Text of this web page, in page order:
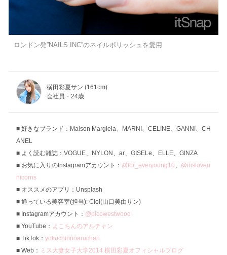
ロンドン発”NAILS INC”のネイルポリッシュを愛用
横田彩夏サン (161cm)
会社員・24歳
好きなブランド：Maison Margiela、MARNI、CELINE、GANNI、CH
ANEL
よく読む雑誌：VOGUE、NYLON、ar、GISELe、ELLE、GINZA
お気に入りのInstagramアカウント： @for_everyoung10、 @irisloveu
nicorns
オススメのアプリ：Unsplash
通っている美容室(担当): Ciel(山口美由サン)
Instagramアカウント： @picowestwood
YouTube： よこちんのアルチャン
TikTok： yokochinnoaruchan
Web： ミス大妻女子大学2014 横田彩夏オフィシャルブログ